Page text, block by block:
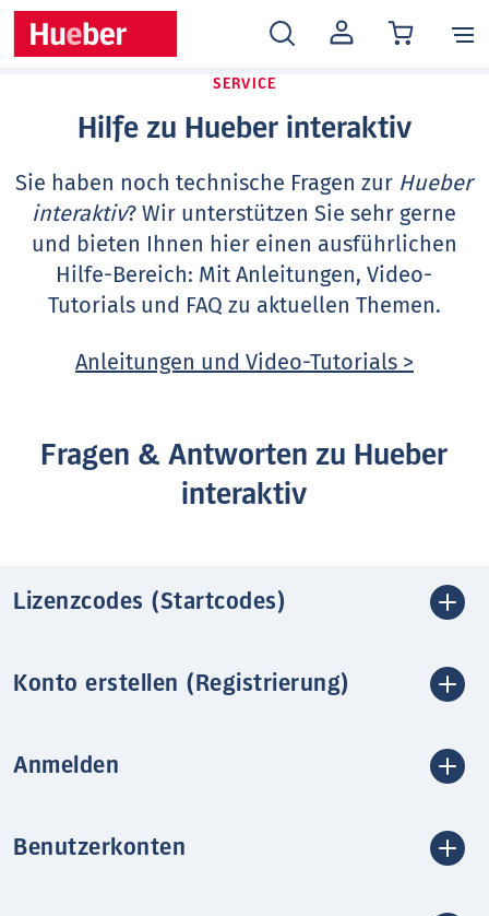
MEIN
KONTO
SERVICE
Hilfe zu Hueber interaktiv
Sie haben noch technische Fragen zur Hueber
interaktiv? Wir unterstützen Sie sehr gerne
und bieten Ihnen hier einen ausführlichen
Hilfe-Bereich: Mit Anleitungen, Video-
Tutorials und FAQ zu aktuellen Themen.
Anleitungen und Video-Tutorials >
Fragen & Antworten zu Hueber
interaktiv
Lizenzcodes (Startcodes)
Konto erstellen (Registrierung)
Anmelden
Benutzerkonten